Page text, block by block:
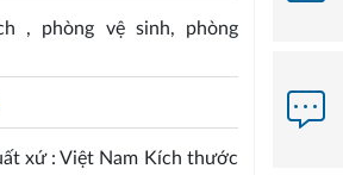
, phòng vệ sinh, phòng
xứ : Việt Nam Kích thước